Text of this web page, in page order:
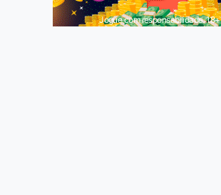
Jogue com responsabilidade. 18+